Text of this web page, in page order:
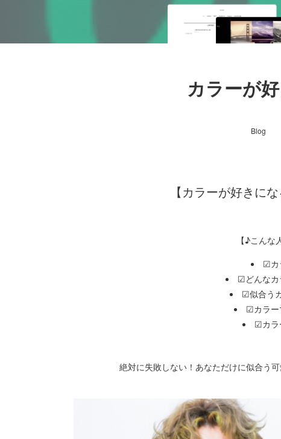
カラーが
Blog
【カラーが好きに
【♪こんな
☑カ
☑どんなカ
☑似合う
☑カラー
☑カラ
絶対に失敗しない！あなただけに似合う